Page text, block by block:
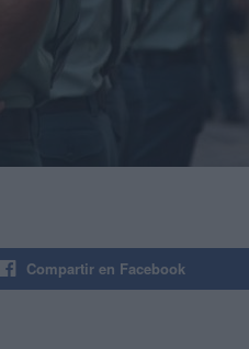
Compartir en Facebook